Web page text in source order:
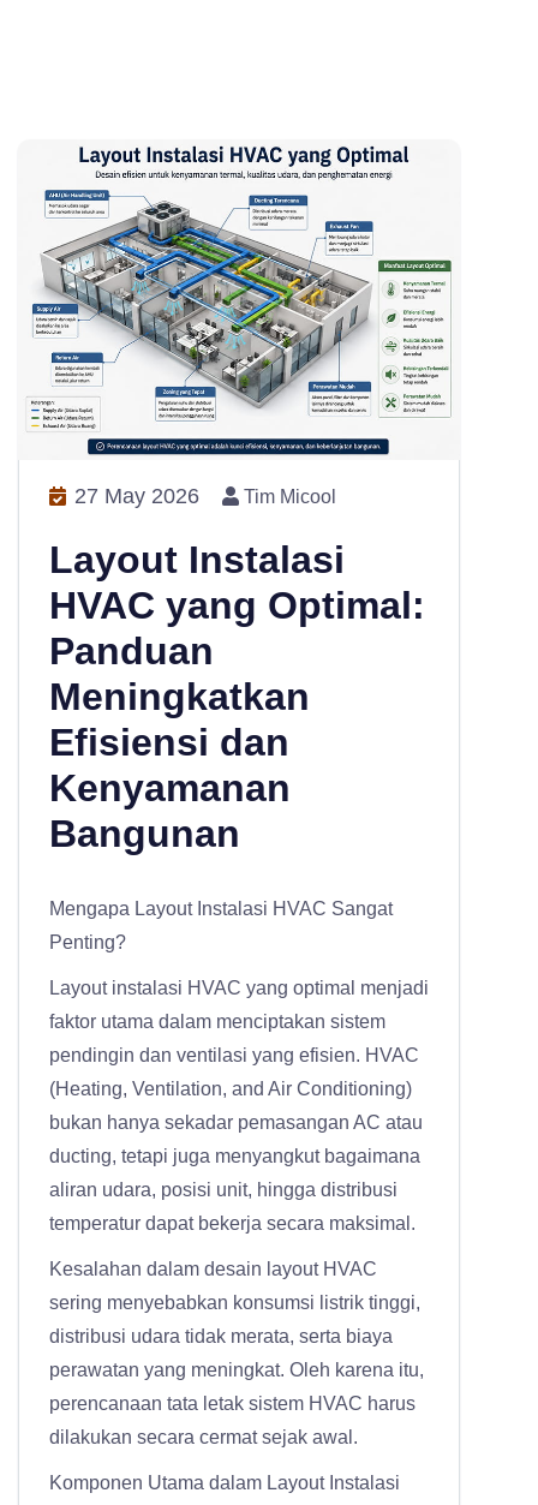
27 May 2026 Tim Micool
Layout Instalasi
HVAC yang Optimal:
Panduan
Meningkatkan
Efisiensi dan
Kenyamanan
Bangunan
Mengapa Layout Instalasi HVAC Sangat
Penting?
Layout instalasi HVAC yang optimal menjadi
faktor utama dalam menciptakan sistem
pendingin dan ventilasi yang efisien. HVAC
(Heating, Ventilation, and Air Conditioning)
bukan hanya sekadar pemasangan AC atau
ducting, tetapi juga menyangkut bagaimana
aliran udara, posisi unit, hingga distribusi
temperatur dapat bekerja secara maksimal.
Kesalahan dalam desain layout HVAC
sering menyebabkan konsumsi listrik tinggi,
distribusi udara tidak merata, serta biaya
perawatan yang meningkat. Oleh karena itu,
perencanaan tata letak sistem HVAC harus
dilakukan secara cermat sejak awal.
Komponen Utama dalam Layout Instalasi